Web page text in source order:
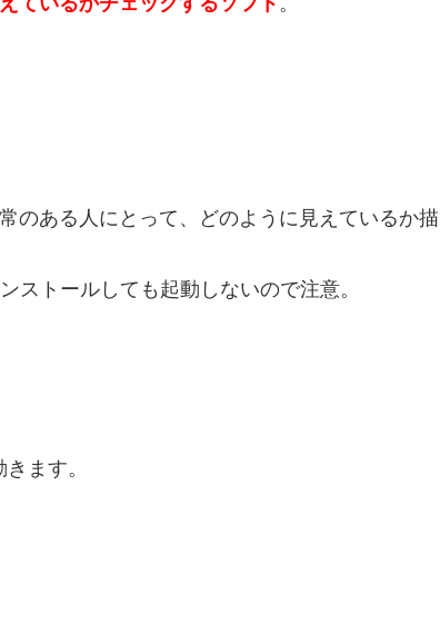
のある人にとって、どのように見えているか描
トールしても起動しないので注意。
きます。